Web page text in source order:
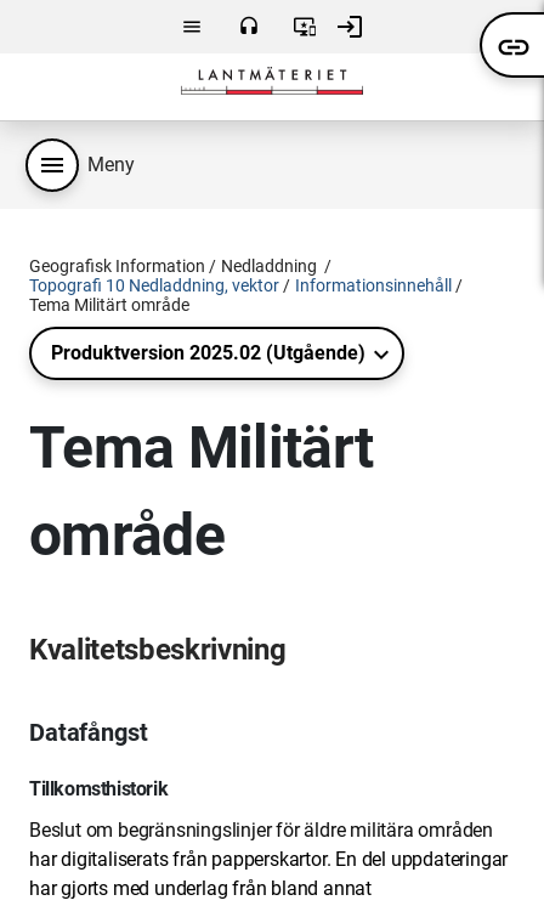
Hoppa till huvudsakligt innehåll
menu headset
oss
important_devices login
in
menu Meny
Geografisk Information
Nedladdning
Topografi 10 Nedladdning, vektor
Informationsinnehåll
Tema Militärt område
Produktversion 2025.02 (Utgående)
Tema Militärt
område
Kvalitetsbeskrivning
Datafångst
Tillkomsthistorik
Beslut om begränsningslinjer för äldre militära områden
har digitaliserats från papperskartor. En del uppdateringar
har gjorts med underlag från bland annat
link